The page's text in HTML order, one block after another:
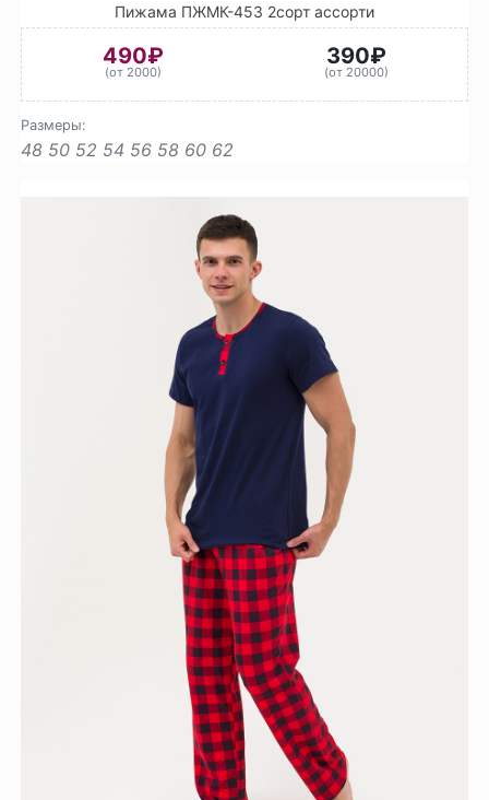
Пижама ПЖМК-453 2сорт ассорти
490₽
(от 2000)
390₽
(от 20000)
Размеры:
48 50 52 54 56 58 60 62